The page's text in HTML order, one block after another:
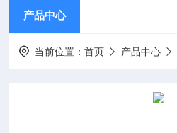
产品中心
当前位置：首页 产品中心